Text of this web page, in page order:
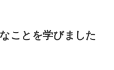
ことを学びました